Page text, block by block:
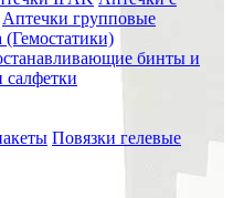
Аптечки групповые
бинты и
салфетки
Повязки гелевые